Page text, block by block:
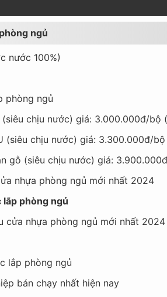
ngủ
nước 100%)
phòng ngủ
chịu nước) giá: 3.000.000đ/bộ
(siêu chịu nước) giá: 3.300.000đ/
gỗ (siêu chịu nước) giá:
nhựa phòng ngủ mới nhất 2024
lắp phòng ngủ
cửa nhựa phòng ngủ mới nhất 2024
lắp phòng ngủ
bán chạy nhất hiện nay